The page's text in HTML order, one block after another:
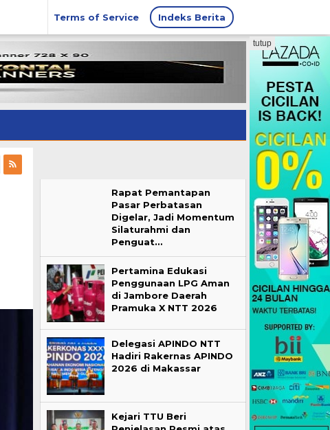
Terms of Service Indeks Berita
tutup
Rapat Pemantapan
Pasar Perbatasan
Digelar, Jadi Momentum
Silaturahmi dan
Penguat…
Pertamina Edukasi
Penggunaan LPG Aman
di Jambore Daerah
Pramuka X NTT 2026
Delegasi APINDO NTT
Hadiri Rakernas APINDO
2026 di Makassar
Kejari TTU Beri